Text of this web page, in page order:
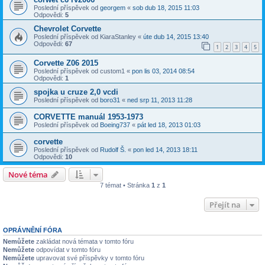
Poslední příspěvek od georgem « sob dub 18, 2015 11:03
Odpovědi: 5
Chevrolet Corvette
Poslední příspěvek od KiaraStanley « úte dub 14, 2015 13:40
Odpovědi: 67 1 2 3 4 5
Corvette Z06 2015
Poslední příspěvek od custom1 « pon lis 03, 2014 08:54
Odpovědi: 1
spojka u cruze 2,0 vcdi
Poslední příspěvek od boro31 « ned srp 11, 2013 11:28
CORVETTE manuál 1953-1973
Poslední příspěvek od Boeing737 « pát led 18, 2013 01:03
corvette
Poslední příspěvek od Rudolf Š. « pon led 14, 2013 18:11
Odpovědi: 10
Nové téma
7 témat • Stránka 1 z 1
Přejít na
OPRÁVNĚNÍ FÓRA
Nemůžete zakládat nová témata v tomto fóru
Nemůžete odpovídat v tomto fóru
Nemůžete upravovat své příspěvky v tomto fóru